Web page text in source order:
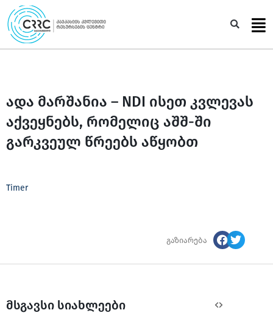
Skip
to
content
ადა მარშანია – NDI ისეთ კვლევას
აქვეყნებს, რომელიც აშშ-ში
გარკვეულ წრეებს აწყობთ
Timer
გაზიარება
მსგავსი სიახლეები